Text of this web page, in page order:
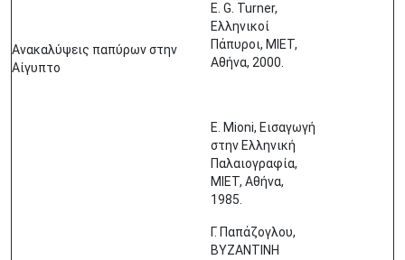
Ανακαλύψεις παπύρων στην
Αίγυπτο
E. G. Turner,
Ελληνικοί
Πάπυροι, ΜΙΕΤ,
Αθήνα, 2000.
E. Mioni, Εισαγωγή
στην Ελληνική
Παλαιογραφία,
ΜΙΕΤ, Αθήνα,
1985.
Γ. Παπάζογλου,
ΒΥΖΑΝΤΙΝΗ